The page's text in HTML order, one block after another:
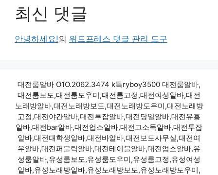
최신 댓글
안녕하세요!의 워드프레스 댓글 관리 도구
대전룸알바 O1O.2062.3474 k톡ryboy3500 대전룸알바,
대전룸보도,대전룸도우미,대전룸고정,대전여성알바,대전
노래방알바,대전노래방보도,대전노래방도우미,대전노래방
고정,대전야간알바,대전투잡알바,대전당일알바,대전유흥
알바,대전bar알바,대전업소알바,대전고소득알바,대전투잡
알바,대전대학생알바,대전바알바,대전보도사무실,대전여
우알바,대전퍼블릭알바,대전테이블알바,대전업소알바,유
성룸알바,유성룸보도,유성룸도우미,유성룸고정,유성여성
알바,유성노래방알바,유성노래방보도,유성노래방도우미,